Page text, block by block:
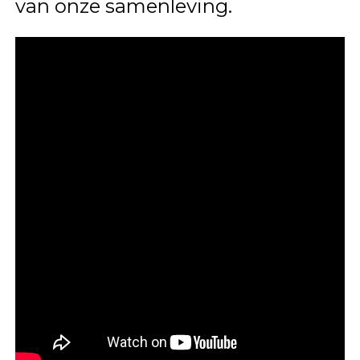
van onze samenleving.